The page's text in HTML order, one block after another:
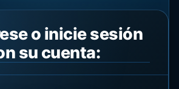
o inicie sesión
su cuenta: